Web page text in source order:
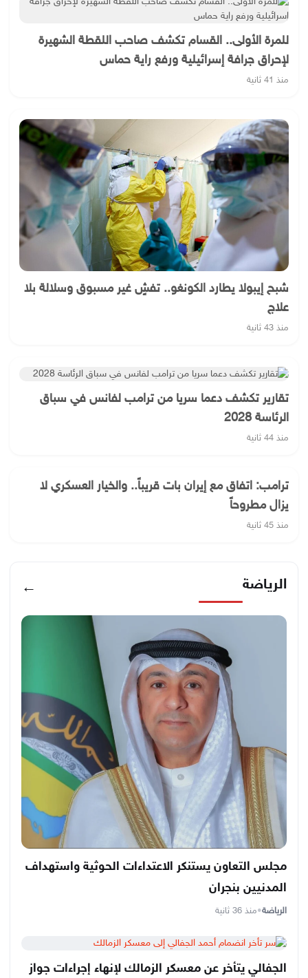
للمرة الأولى.. القسام تكشف صاحب اللقطة الشهيرة
لإحراق جرافة إسرائيلية ورفع راية حماس
منذ 41 ثانية
شبح إيبولا يطارد الكونغو.. تفشٍ غير مسبوق وسلالة بلا
علاج
منذ 43 ثانية
تقارير تكشف دعما سريا من ترامب لفانس في سباق
الرئاسة 2028
منذ 44 ثانية
ترامب: اتفاق مع إيران بات قريباً.. والخيار العسكري لا
يزال مطروحاً
منذ 45 ثانية
الرياضة ←
مجلس التعاون يستنكر الاعتداءات الحوثية واستهداف
المدنيين بنجران
الرياضة•منذ 36 ثانية
الجفالي يتأخر عن معسكر الزمالك لإنهاء إجراءات جواز